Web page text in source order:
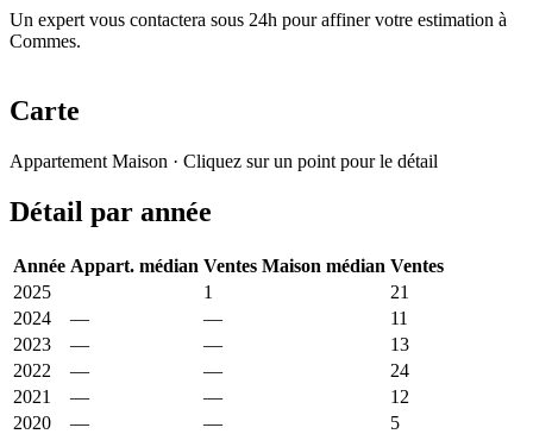
Un expert vous contactera sous 24h pour affiner votre estimation à
Commes.
Carte
−
Appartement Maison · Cliquez sur un point pour le détail
Détail par année
Année Appart. médian Ventes Maison médian Ventes
2025
1
21
2024
— —
11
2023
— —
13
2022
— —
24
2021
— —
12
2020
— — 5